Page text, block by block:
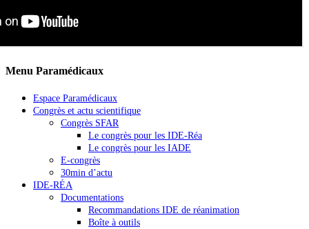
Menu Paramédicaux
Espace Paramédicaux
Congrès et actu scientifique
Congrès SFAR
Le congrès pour les IDE-Réa
Le congrès pour les IADE
E-congrès
30min d’actu
IDE-RÉA
Documentations
Recommandations IDE de réanimation
Boîte à outils